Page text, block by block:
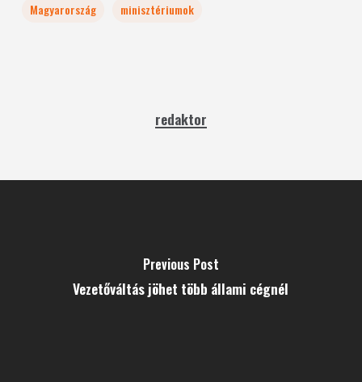
Magyarország
minisztériumok
redaktor
Previous Post
Vezetőváltás jöhet több állami cégnél